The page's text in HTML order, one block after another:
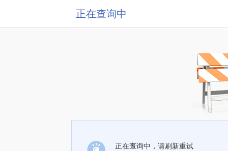
正在查询中
正在查询中，请刷新重试